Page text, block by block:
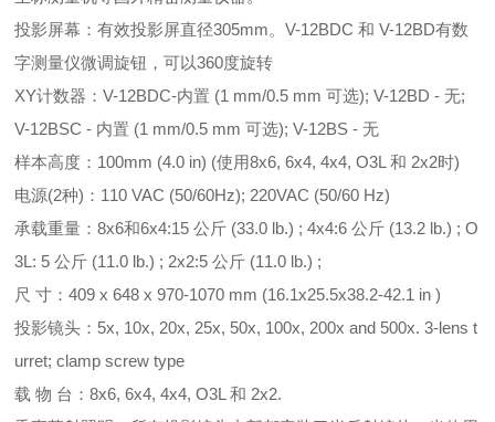
投影屏幕：有效投影屏直径305mm。V-12BDC 和 V-12BD有数
字测量仪微调旋钮，可以360度旋转
XY计数器：V-12BDC-内置 (1 mm/0.5 mm 可选); V-12BD - 无;
V-12BSC - 内置 (1 mm/0.5 mm 可选); V-12BS - 无
样本高度：100mm (4.0 in) (使用8x6, 6x4, 4x4, O3L 和 2x2时)
电源(2种)：110 VAC (50/60Hz); 220VAC (50/60 Hz)
承载重量：8x6和6x4:15 公斤 (33.0 lb.) ; 4x4:6 公斤 (13.2 lb.) ; O
3L: 5 公斤 (11.0 lb.) ; 2x2:5 公斤 (11.0 lb.) ;
尺 寸：409 x 648 x 970-1070 mm (16.1x25.5x38.2-42.1 in )
投影镜头：5x, 10x, 20x, 25x, 50x, 100x, 200x and 500x. 3-lens t
urret; clamp screw type
载 物 台：8x6, 6x4, 4x4, O3L 和 2x2.